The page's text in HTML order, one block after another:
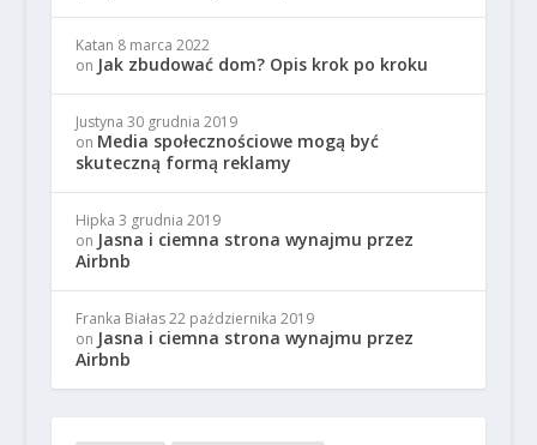
Katan 8 marca 2022
on Jak zbudować dom? Opis krok po kroku
Justyna 30 grudnia 2019
on Media społecznościowe mogą być
skuteczną formą reklamy
Hipka 3 grudnia 2019
on Jasna i ciemna strona wynajmu przez
Airbnb
Franka Białas 22 października 2019
on Jasna i ciemna strona wynajmu przez
Airbnb